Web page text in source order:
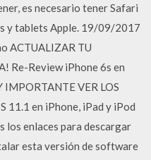
es necesario tener Safari
y tablets Apple. 19/09/2017
ACTUALIZAR TU
Re-Review iPhone 6s en
VER LOS
11.1 en iPhone, iPad y iPod
los enlaces para descargar
esta versión de software